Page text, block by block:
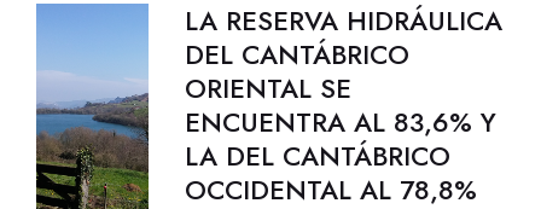
LA RESERVA HIDRÁULICA
DEL CANTÁBRICO
ORIENTAL SE
ENCUENTRA AL 83,6% Y
LA DEL CANTÁBRICO
OCCIDENTAL AL 78,8%